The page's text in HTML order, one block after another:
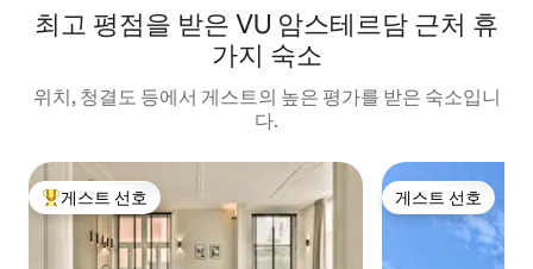
최고 평점을 받은 VU 암스테르담 근처 휴
가지 숙소
위치, 청결도 등에서 게스트의 높은 평가를 받은 숙소입니
다.
상위 게스트 선호
게스트 선호 게스트 선호
게스트 선호